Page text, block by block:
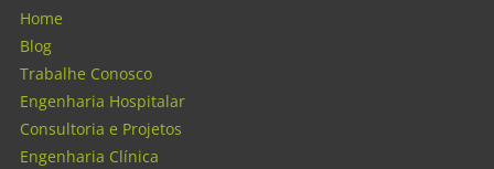
Home
Blog
Trabalhe Conosco
Engenharia Hospitalar
Consultoria e Projetos
Engenharia Clínica